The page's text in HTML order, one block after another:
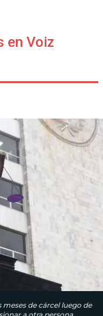
en Voiz
meses de cárcel luego de